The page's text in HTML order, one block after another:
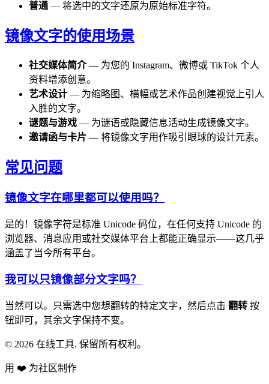
普通 — 将选中的文字还原为原始标准字符。
镜像文字的使用场景
社交媒体简介— 为您的 Instagram、微博或 TikTok 个人
资料增添创意。
艺术设计 — 为缩略图、横幅或艺术作品创建视觉上引人
入胜的文字。
谜题与游戏 — 为谜语或隐藏信息活动生成镜像文字。
邀请函与卡片 — 将镜像文字用作吸引眼球的设计元素。
常见问题
镜像文字在哪里都可以使用吗？
是的！镜像字符是标准 Unicode 码位，在任何支持 Unicode 的
浏览器、消息应用或社交媒体平台上都能正确显示——这几乎
涵盖了当今所有平台。
我可以只镜像部分文字吗？
当然可以。只需选中您想翻转的特定文字，然后点击 翻转 按
钮即可，其余文字保持不变。
© 2026 在线工具. 保留所有权利。
用 ❤️ 为社区制作